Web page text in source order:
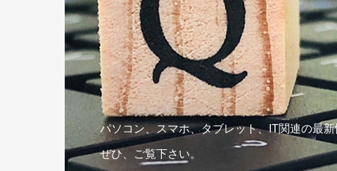
パソコン、スマホ、タブレット、IT関連の最
ぜひ、ご覧下さい。